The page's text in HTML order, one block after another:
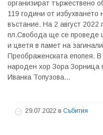
организират тържествено
119 години от
въстание. На 2 август 2022
пл.Свобода ще се проведе
и цветя в памет на
Преображенската епопея.
народен хор Зора Зорница
Иванка Топузова...
29.07.2022 в Събития